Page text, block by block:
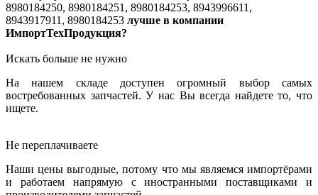
8980184250, 8980184251, 8980184253, 8943996611,
8943917911, 8980184253 лучше в компании
ИмпортТехПродукция?
Искать больше не нужно
На нашем складе доступен огромный выбор самых
востребованных запчастей. У нас Вы всегда найдете то, что
ищете.
Не переплачиваете
Наши цены выгодные, потому что мы являемся импортёрами
и работаем напрямую с иностранными поставщиками и